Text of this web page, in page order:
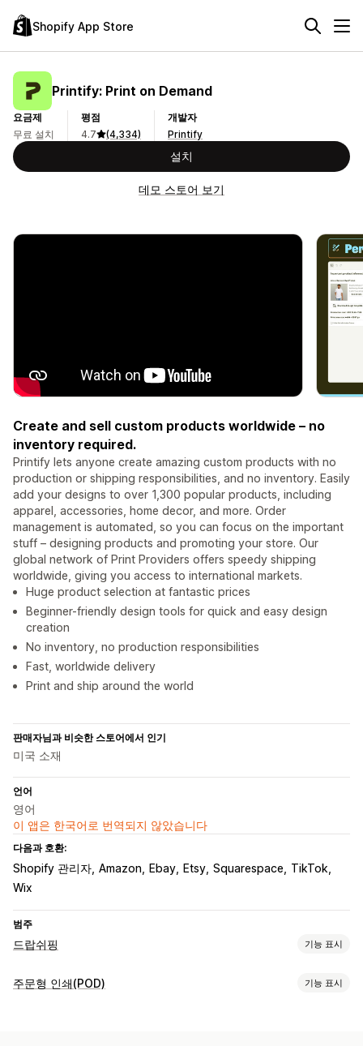
Shopify App Store
Printify: Print on Demand
요금제
무료 설치
평점
4.7
(4,334)
개발자
Printify
설치
데모 스토어 보기
Create and sell custom products worldwide – no
inventory required.
Printify lets anyone create amazing custom products with no
production or shipping responsibilities, and no inventory. Easily
add your designs to over 1,300 popular products, including
apparel, accessories, home decor, and more. Order
management is automated, so you can focus on the important
stuff – designing products and promoting your store. Our
global network of Print Providers offers speedy shipping
worldwide, giving you access to international markets.
Huge product selection at fantastic prices
Beginner-friendly design tools for quick and easy design
creation
No inventory, no production responsibilities
Fast, worldwide delivery
Print and ship around the world
판매자님과 비슷한 스토어에서 인기
미국 소재
언어
영어
이 앱은 한국어로 번역되지 않았습니다
다음과 호환:
Shopify 관리자 Amazon Ebay Etsy Squarespace
TikTok
Wix
범주
드랍쉬핑 기능 표시
판매할 수 있는 제품
주문형 인쇄(POD) 기능 표시